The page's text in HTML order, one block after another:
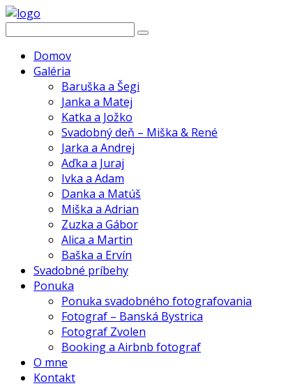
Domov
Galéria
Baruška a Šegi
Janka a Matej
Katka a Jožko
Svadobný deň – Miška & René
Jarka a Andrej
Aďka a Juraj
Ivka a Adam
Danka a Matúš
Miška a Adrian
Zuzka a Gábor
Alica a Martin
Baška a Ervín
Svadobné príbehy
Ponuka
Ponuka svadobného fotografovania
Fotograf – Banská Bystrica
Fotograf Zvolen
Booking a Airbnb fotograf
O mne
Kontakt